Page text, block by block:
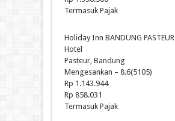
Termasuk Pajak
Holiday Inn BANDUNG PASTEUR
Hotel
Pasteur, Bandung
Mengesankan – 8.6(5105)
Rp 1.143.944
Rp 858.031
Termasuk Pajak